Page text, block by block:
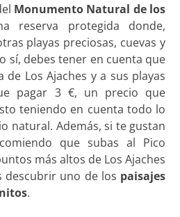
Monumento Natural de los
reserva protegida donde,
playas preciosas, cuevas y
sí, debes tener en cuenta que
de Los Ajaches y a sus playas
pagar 3 €, un precio que
teniendo en cuenta todo lo
natural. Además, si te gustan
que subas al Pico
más altos de Los Ajaches
descubrir uno de los paisajes
.